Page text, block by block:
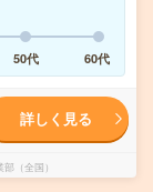
50代 60代
詳しく見る
（全国）